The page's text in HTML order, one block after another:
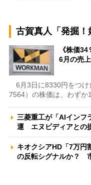
古賀真人「発掘！
《株価
6月の売
6月3日に8330円をつけ
7564）の株価は、わずか
三菱重工が「AIインフ
運 エヌビディアとの
キオクシアHD「7万円
の反転シグナルか？